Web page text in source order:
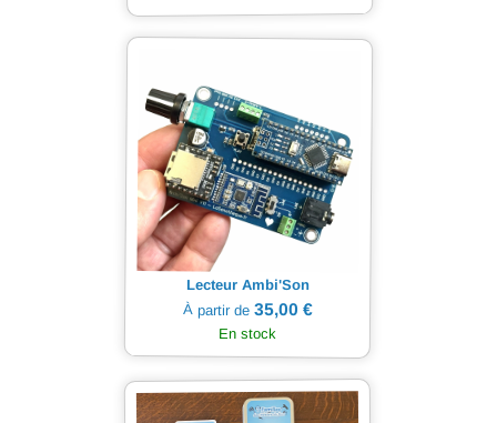
Lecteur Ambi'Son
À partir de 35,00 €
En stock